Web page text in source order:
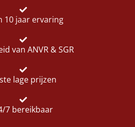
10 jaar ervaring
van ANVR & SGR
lage prijzen
7 bereikbaar